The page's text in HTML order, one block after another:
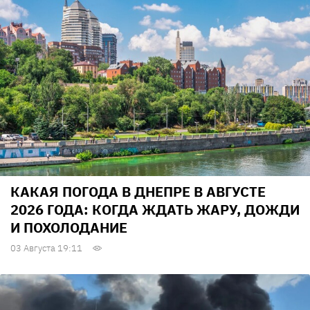
КАКАЯ ПОГОДА В ДНЕПРЕ В АВГУСТЕ
2026 ГОДА: КОГДА ЖДАТЬ ЖАРУ, ДОЖДИ
И ПОХОЛОДАНИЕ
03 Августа 19:11